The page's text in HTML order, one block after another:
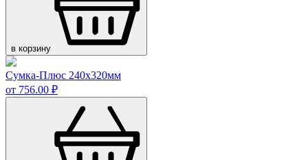
в корзину
Сумка-Плюс 240х320мм
от 756.00 ₽